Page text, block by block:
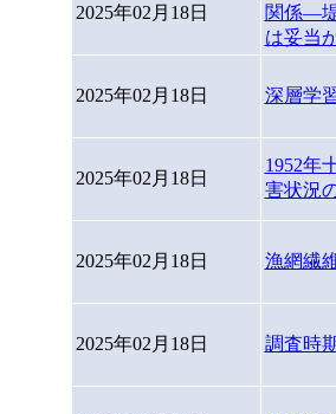
2025年02月18日
関係―
は妥当
2025年02月18日 深層学
2025年02月18日
1952年
害状況
2025年02月18日 漁網繊
2025年02月18日 調査時